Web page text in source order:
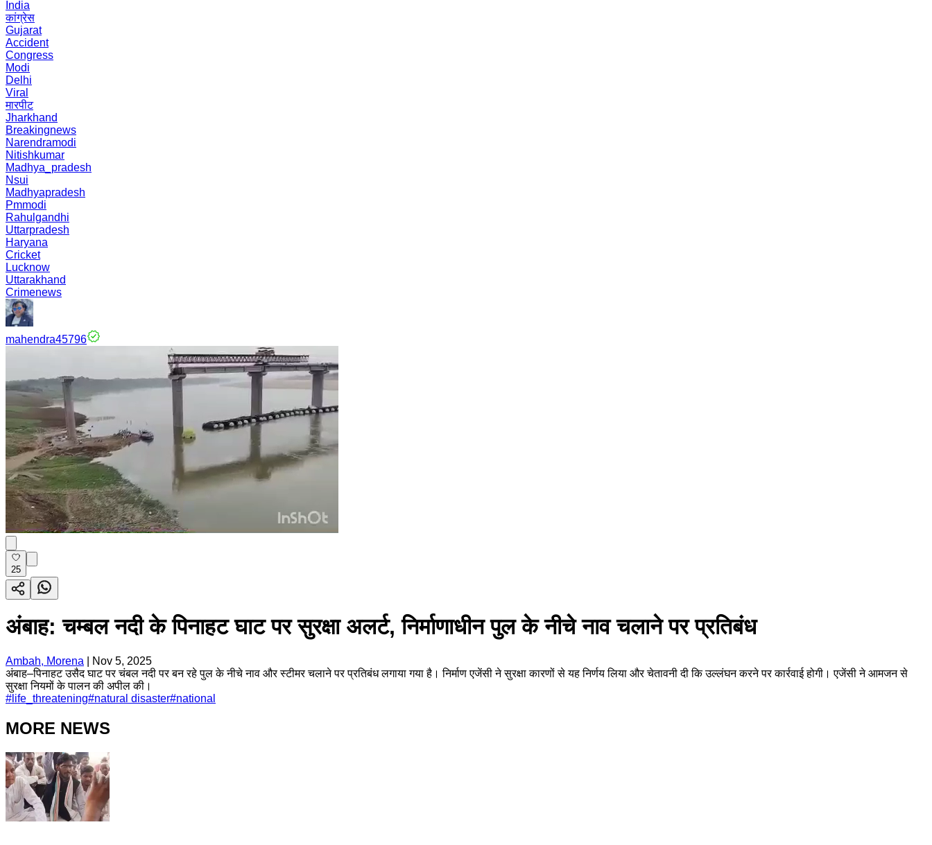
India
कांग्रेस
Gujarat
Accident
Congress
Modi
Delhi
Viral
मारपीट
Jharkhand
Breakingnews
Narendramodi
Nitishkumar
Madhya_pradesh
Nsui
Madhyapradesh
Pmmodi
Rahulgandhi
Uttarpradesh
Haryana
Cricket
Lucknow
Uttarakhand
Crimenews
mahendra45796
25
अंबाह: चम्बल नदी के पिनाहट घाट पर सुरक्षा अलर्ट, निर्माणाधीन पुल के नीचे नाव चलाने पर प्रतिबंध
Ambah, Morena
Nov 5, 2025
अंबाह–पिनाहट उसैद घाट पर चंबल नदी पर बन रहे पुल के नीचे नाव और स्टीमर चलाने पर प्रतिबंध लगाया गया है। निर्माण एजेंसी ने सुरक्षा कारणों से यह निर्णय लिया और चेतावनी दी कि उल्लंघन करने पर कार्रवाई होगी। एजेंसी ने आमजन से
सुरक्षा नियमों के पालन की अपील की।
# life_threatening#natural disaster#national
MORE NEWS